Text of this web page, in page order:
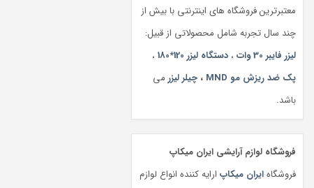
معتبرترین فروشگاه های اینترنتی با بیش از
چند سال تجربه شامل محصولاتی از قبیل:
لیزر فایبر 30 وات
، دستگاه لیزر 120*180
،
پک ضد ریزش مو MND
، چیلر لیزر می
باشد.
فروشگاه لوازم آرایشی ایران میکاپ
فروشگاهایران میکاپ ارایه کننده انواع لوازم